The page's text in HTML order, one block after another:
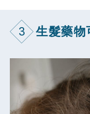
3 生髮藥物